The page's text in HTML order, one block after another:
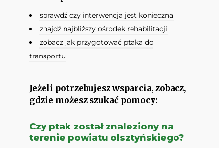
sprawdź czy interwencja jest konieczna
znajdź najbliższy ośrodek rehabilitacji
zobacz jak przygotować ptaka do
transportu
Jeżeli potrzebujesz wsparcia, zobacz,
gdzie możesz szukać pomocy:
Czy ptak został znaleziony na
terenie powiatu olsztyńskiego?